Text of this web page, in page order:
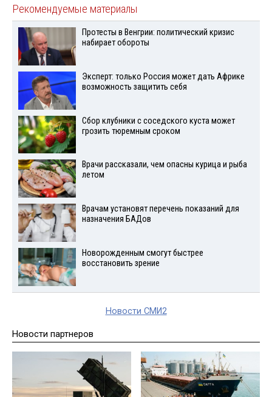
Рекомендуемые материалы
Протесты в Венгрии: политический кризис
набирает обороты
Эксперт: только Россия может дать Африке
возможность защитить себя
Сбор клубники с соседского куста может
грозить тюремным сроком
Врачи рассказали, чем опасны курица и рыба
летом
Врачам установят перечень показаний для
назначения БАДов
Новорожденным смогут быстрее
восстановить зрение
Новости СМИ2
Новости партнеров